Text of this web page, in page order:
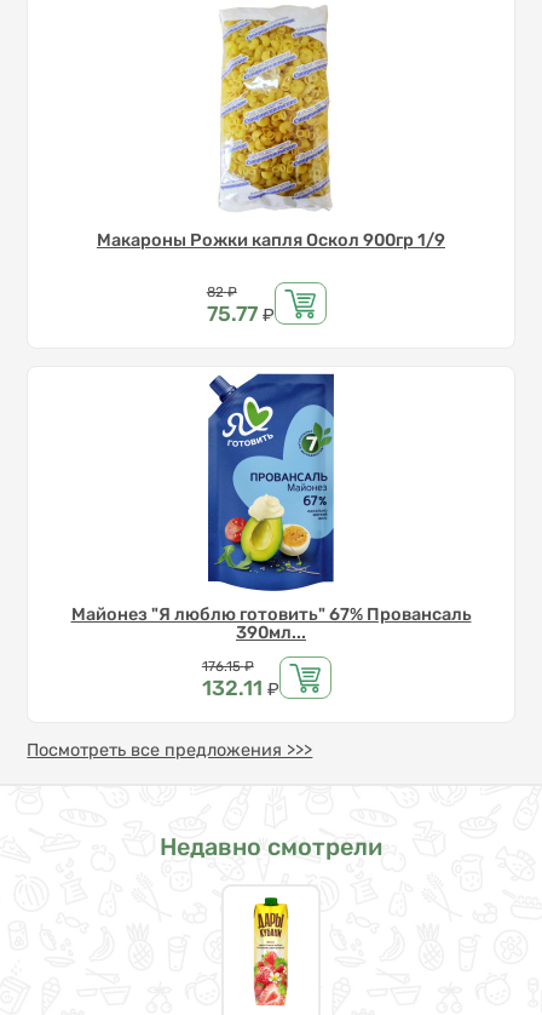
Макароны Рожки капля Оскол 900гр 1/9
Цена
82 ₽
75.77 ₽
Майонез "Я люблю готовить" 67% Провансаль
390мл...
Цена
176.15 ₽
132.11 ₽
Посмотреть все предложения >>>
Недавно смотрели